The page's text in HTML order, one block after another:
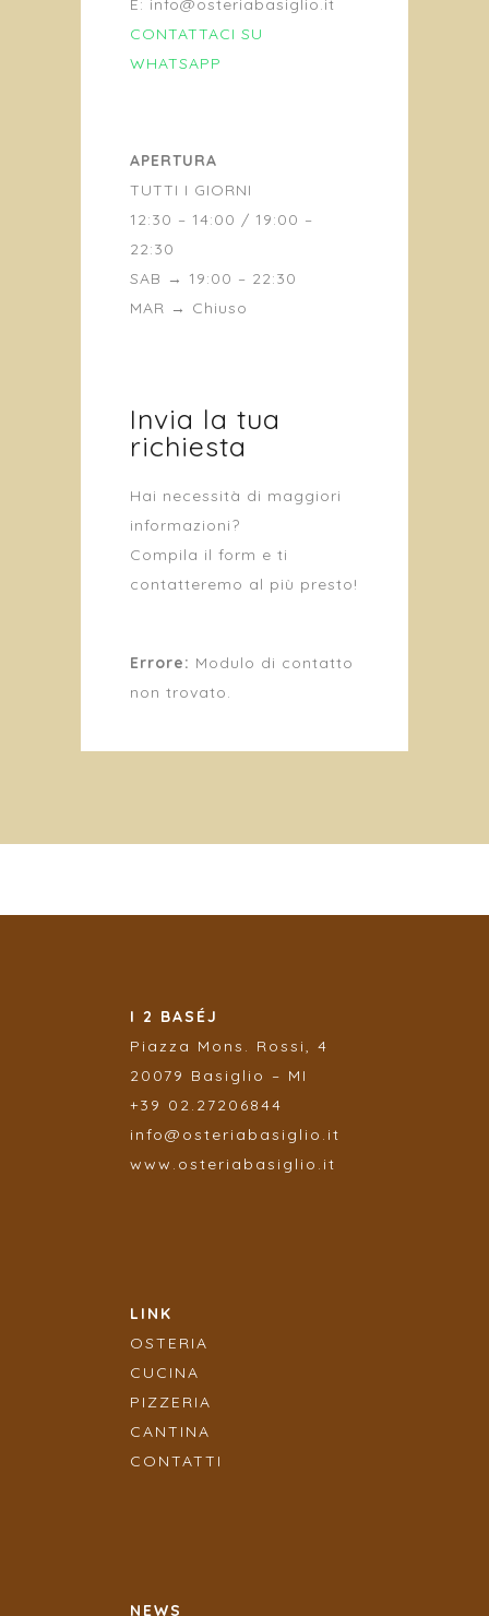
E: info@osteriabasiglio.it
CONTATTACI SU
WHATSAPP
APERTURA
TUTTI I GIORNI
12:30 – 14:00 / 19:00 –
22:30
SAB → 19:00 – 22:30
MAR → Chiuso
Invia la tua
richiesta
Hai necessità di maggiori
informazioni?
Compila il form e ti
contatteremo al più presto!
Errore: Modulo di contatto
non trovato.
I 2 BASÉJ
Piazza Mons. Rossi, 4
20079 Basiglio – MI
+39 02.27206844
info@osteriabasiglio.it
www.osteriabasiglio.it
LINK
OSTERIA
CUCINA
PIZZERIA
CANTINA
CONTATTI
NEWS